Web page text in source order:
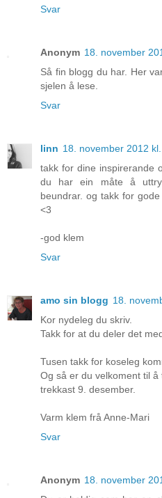
Svar
Anonym 18. november
Så fin blogg du har. Her
sjelen å lese.
Svar
linn 18. november 2012
takk for dine inspirerande
du har ein måte å
beundrar. og takk for
<3
-god klem
Svar
amo sin blogg 18.
Kor nydeleg du skriv.
Takk for at du deler det
Tusen takk for koseleg
Og så er du velkoment til
trekkast 9. desember.
Varm klem frå Anne-Mari
Svar
Anonym 18. november